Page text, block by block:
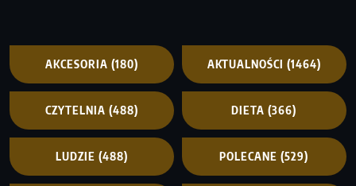
AKCESORIA (180) AKTUALNOŚCI (1464)
CZYTELNIA (488) DIETA (366)
LUDZIE (488) POLECANE (529)